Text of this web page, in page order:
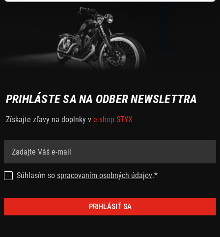
PRIHLÁSTE SA NA ODBER NEWSLETTRA
Získajte zľavy na doplnky v e-shop STYX
Súhlasím so spracovaním osobných údajov.*
PRIHLÁSIŤ SA